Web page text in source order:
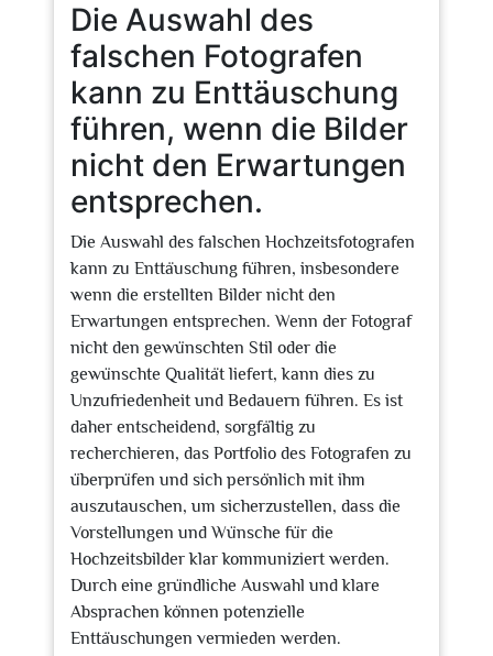
Die Auswahl des
falschen Fotografen
kann zu Enttäuschung
führen, wenn die Bilder
nicht den Erwartungen
entsprechen.
Die Auswahl des falschen Hochzeitsfotografen
kann zu Enttäuschung führen, insbesondere
wenn die erstellten Bilder nicht den
Erwartungen entsprechen. Wenn der Fotograf
nicht den gewünschten Stil oder die
gewünschte Qualität liefert, kann dies zu
Unzufriedenheit und Bedauern führen. Es ist
daher entscheidend, sorgfältig zu
recherchieren, das Portfolio des Fotografen zu
überprüfen und sich persönlich mit ihm
auszutauschen, um sicherzustellen, dass die
Vorstellungen und Wünsche für die
Hochzeitsbilder klar kommuniziert werden.
Durch eine gründliche Auswahl und klare
Absprachen können potenzielle
Enttäuschungen vermieden werden.